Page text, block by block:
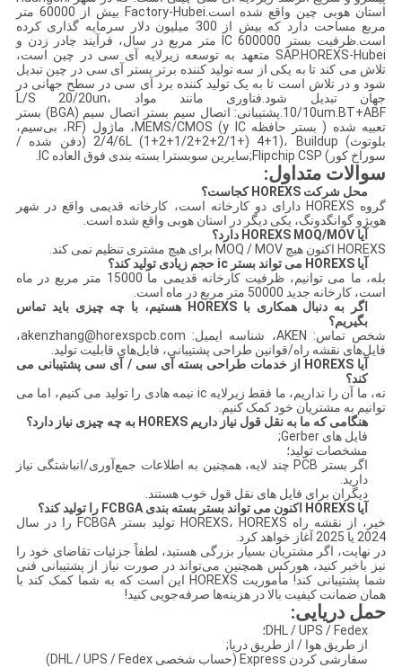
استان هوبی چین واقع شده است.Factory-Hubei بیش از 60000 متر
مربع مساحت دارد که بیش از 300 میلیون دلار سرمایه گذاری کرده
است.ظرفیت بستر IC 600000 متر مربع در سال، فرآیند چادر زدن و
SAP.HOREXS-Hubei متعهد به توسعه زیرلایه آی سی در چین است،
تلاش می کند تا به یکی از سه تولید کننده برتر بستر آی سی در چین تبدیل
شود و در تلاش است تا به یک تولید کننده برد آی سی در سطح جهانی در
جهان تبدیل شود.فناوری مانند مواد L/S 20/20un،
10/10um.BT+ABF.پشتیبانی: اتصال سیم بستر اتصال سیم (BGA) بستر
تعبیه شده ( بستر حافظه y IC) MEMS/CMOS، ماژول (RF، بی‌سیم،
بلوتوث) 2/4/6L (1+2+1/2+2+2/1+) 4+1)، Buildup (دفن شده /
سوراخ کور) Flipchip CSP;سایرین سوبسترا بسته بندی فوق العاده IC.
سوالات متداول:
محل شرکت HOREXS کجاست؟
گروه HOREXS دارای دو کارخانه است، کارخانه قدیمی واقع در شهر
هویژو گوانگدونگ، یکی دیگر در استان هوبی واقع شده است.
آیا HOREXS MOQ/MOV دارد؟
HOREXS اکنون هیچ MOQ / MOV برای هیچ مشتری تنظیم نمی کند.
آیا HOREXS می تواند بستر ic حجم زیادی تولید کند؟
بله، ما می توانیم، ظرفیت کارخانه قدیمی ما 15000 متر مربع در ماه
است، کارخانه جدید 50000 متر مربع در ماه است.
اگر به دنبال همکاری با HOREXS هستیم، با چه چیزی باید تماس
بگیریم؟
شخص تماس: AKEN، شناسه ایمیل: akenzhang@horexspcb.com،
فایل‌های نقشه راه/قوانین طراحی پشتیبانی، فایل‌های قابلیت تولید.
آیا HOREXS از خدمات طراحی بسته آی سی / آی سی پشتیبانی می
کند؟
نه، ما آن را نداریم، ما فقط زیرلایه ic نیمه هادی را تولید می کنیم، اما می
توانیم به مشتریان خود کمک کنیم.
هنگامی که ما به نقل قول نیاز داریم HOREXS به چه چیزی نیاز دارد؟
فایل های Gerber;
مشخصات تولید؛
اگر بستر PCB چند لایه، همچنین به اطلاعات جمع‌آوری/انباشتگی نیاز
دارید.
دیگران برای فایل های نقل قول خوب هستند.
آیا HOREXS اکنون می تواند بستر بسته بندی FCBGA را تولید کند؟
خیر، از نقشه راه HOREXS، HOREXS تولید بستر FCBGA را در سال
2024 یا 2025 آغاز خواهد کرد.
در نهایت، اگر مشتریان بسیار بزرگی هستید، لطفاً جزئیات تقاضای خود را
نیز باخبر کنید، هورکس همچنین می‌تواند در صورت نیاز از پشتیبانی فنی
شما پشتیبانی کند! مأموریت HOREXS این است که به شما کمک کند با
همان ضمانت کیفیت بالا در هزینه‌ها صرفه‌جویی کنید!
حمل دریایی:
DHL / UPS / Fedex؛
از طریق هوا / از طریق دریا;
سفارشی کردن Express (حساب شخصی DHL / UPS / Fedex)